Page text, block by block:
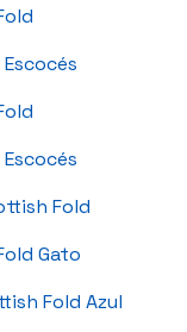
Fold
Gato
Fold Azul